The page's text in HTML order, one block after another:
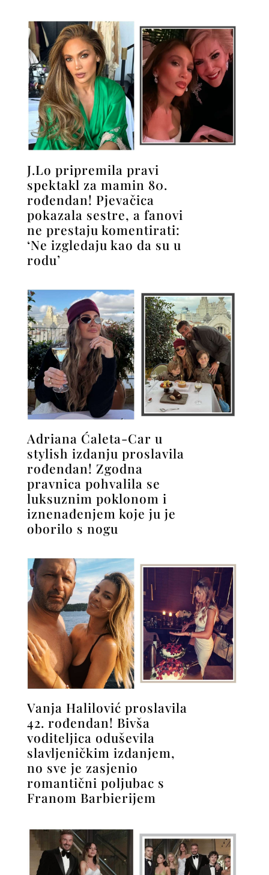
J.Lo pripremila pravi
spektakl za mamin 80.
rođendan! Pjevačica
pokazala sestre, a fanovi
ne prestaju komentirati:
‘Ne izgledaju kao da su u
rodu’
Adriana Ćaleta-Car u
stylish izdanju proslavila
rođendan! Zgodna
pravnica pohvalila se
luksuznim poklonom i
iznenađenjem koje ju je
oborilo s nogu
Vanja Halilović proslavila
42. rođendan! Bivša
voditeljica oduševila
slavljeničkim izdanjem,
no sve je zasjenio
romantični poljubac s
Franom Barbierijem